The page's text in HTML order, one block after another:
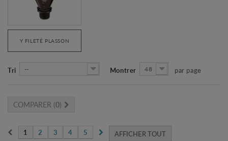
Y FILETÉ PLASSON
Tri -- Montrer 48 par page
COMPARER (0)
AFFICHER TOUT
1 2 3 4 5